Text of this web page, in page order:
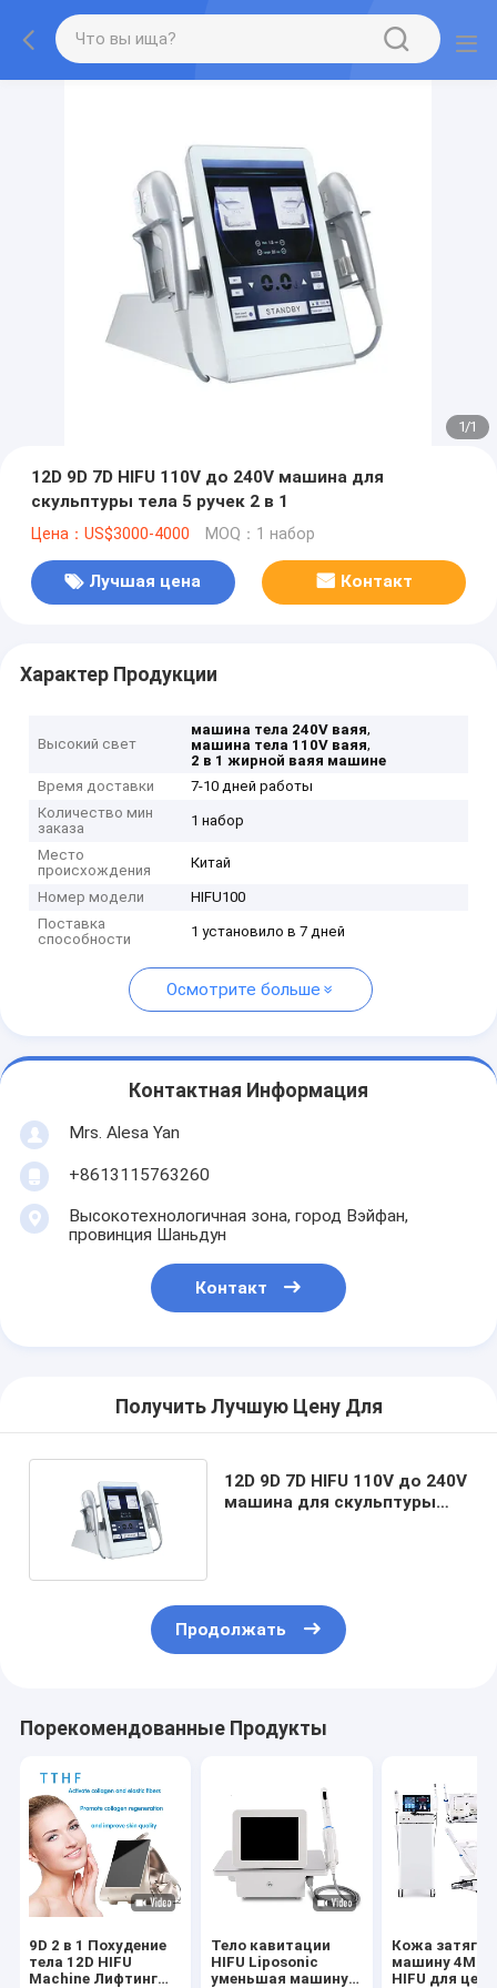
1/1
12D 9D 7D HIFU 110V до 240V машина для
скульптуры тела 5 ручек 2 в 1
Цена：US$3000-4000 MOQ：1 набор
Лучшая цена Контакт
Характер Продукции
Высокий свет
машина тела 240V ваяя,
машина тела 110V ваяя,
2 в 1 жирной ваяя машине
Время доставки
7-10 дней работы
Количество мин
заказа
1 набор
Место
происхождения
Китай
Номер модели
HIFU100
Поставка
способности
1 установило в 7 дней
Осмотрите больше
Контактная Информация
Mrs. Alesa Yan
+8613115763260
Высокотехнологичная зона, город Вэйфан,
провинция Шаньдун
Контакт
Получить Лучшую Цену Для
12D 9D 7D HIFU 110V до 240V
машина для скульптуры
Продолжать
Порекомендованные Продукты
9D 2 в 1 Похудение
тела 12D HIFU
Machine Лифтинг
Тело кавитации
HIFU Liposonic
уменьшая машину
Кожа
машину 4MHz
HIFU для